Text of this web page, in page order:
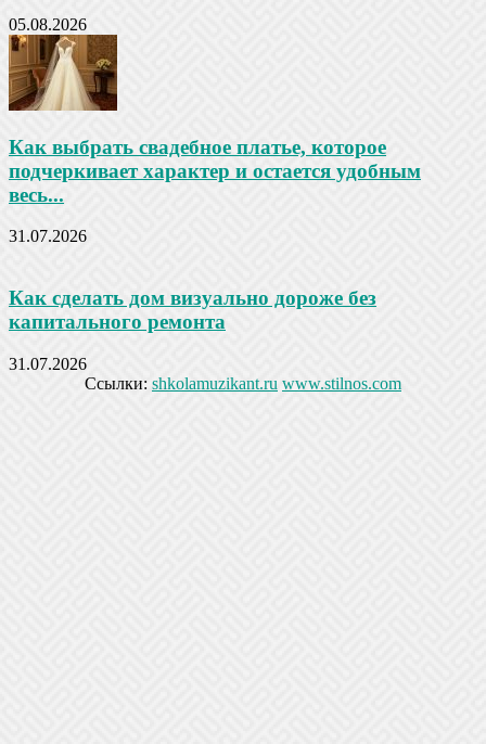
05.08.2026
Как выбрать свадебное платье, которое
подчеркивает характер и остается удобным
весь...
31.07.2026
Как сделать дом визуально дороже без
капитального ремонта
31.07.2026
Ссылки: shkolamuzikant.ru www.stilnos.com